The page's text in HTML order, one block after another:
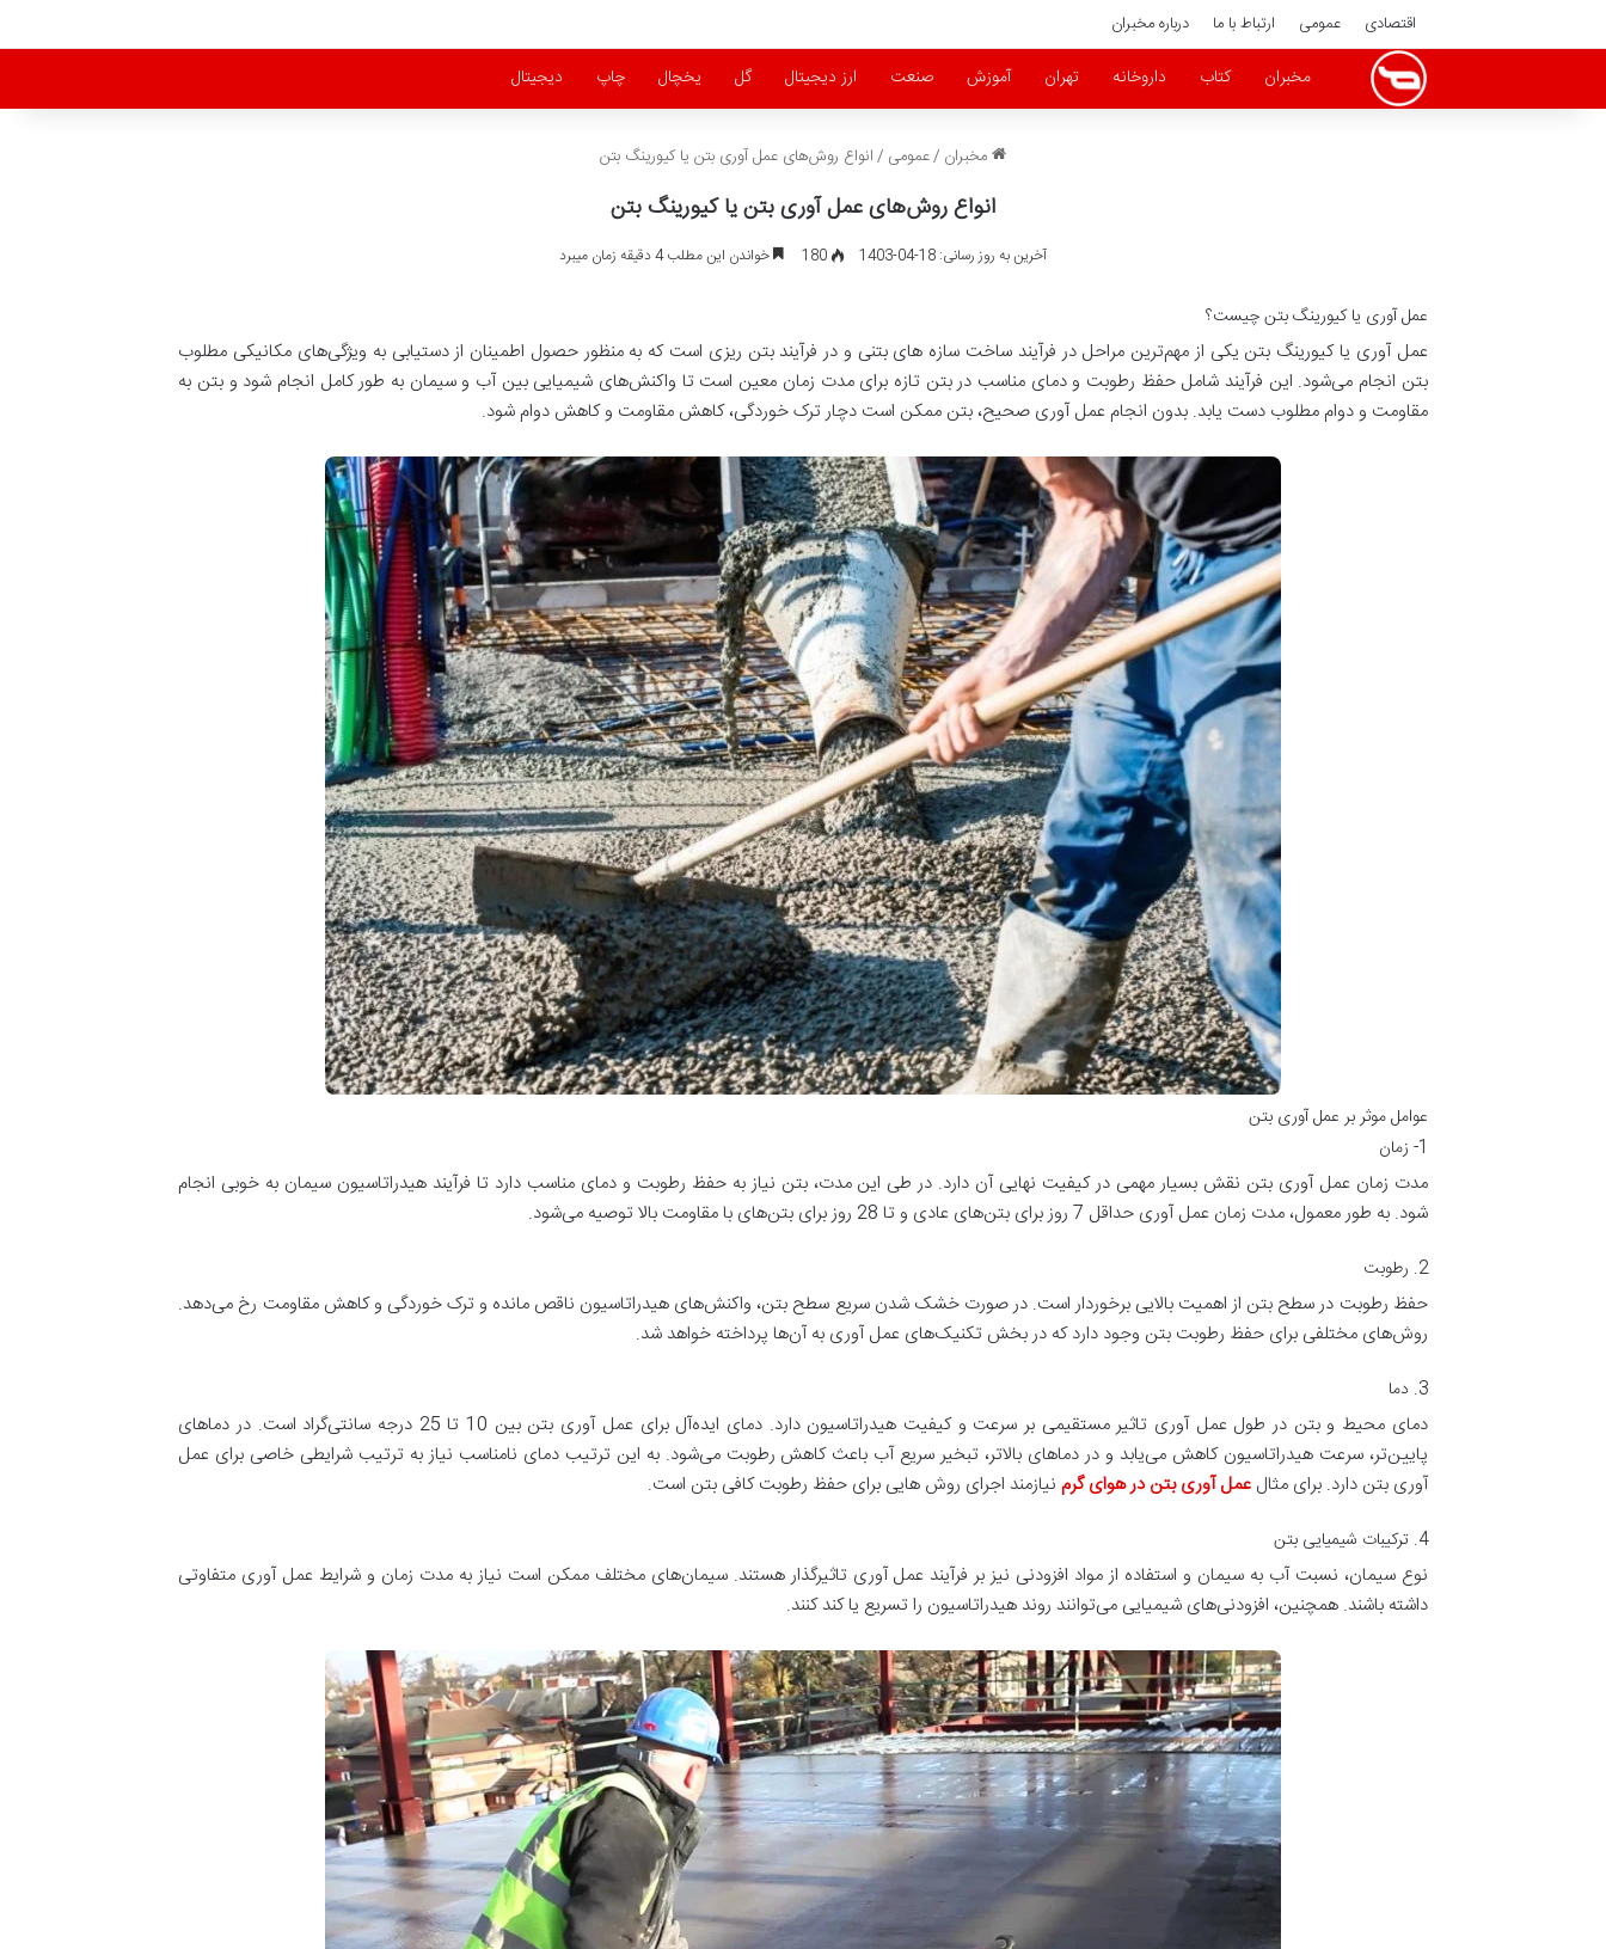
اقتصادی عمومی ارتباط با ما درباره مخبران
مخبران کتاب داروخانه تهران آموزش صنعت ارز دیجیتال گل یخچال چاپ دیجیتال
مخبران /عمومی /انواع روش‌های عمل آوری بتن یا کیورینگ بتن
انواع روش‌های عمل آوری بتن یا کیورینگ بتن
آخرین به روز رسانی: 18-04-1403 180 خواندن این مطلب 4 دقیقه زمان میبرد
عمل آوری یا کیورینگ بتن چیست؟
عمل آوری یا کیورینگ بتن یکی از مهم‌ترین مراحل در فرآیند ساخت سازه های بتنی و در فرآیند بتن ریزی است که به منظور حصول اطمینان از دستیابی به ویژگی‌های مکانیکی مطلوب
بتن انجام می‌شود. این فرآیند شامل حفظ رطوبت و دمای مناسب در بتن تازه برای مدت زمان معین است تا واکنش‌های شیمیایی بین آب و سیمان به طور کامل انجام شود و بتن به
مقاومت و دوام مطلوب دست یابد. بدون انجام عمل آوری صحیح، بتن ممکن است دچار ترک خوردگی، کاهش مقاومت و کاهش دوام شود.
عوامل موثر بر عمل آوری بتن
1- زمان
مدت زمان عمل آوری بتن نقش بسیار مهمی در کیفیت نهایی آن دارد. در طی این مدت، بتن نیاز به حفظ رطوبت و دمای مناسب دارد تا فرآیند هیدراتاسیون سیمان به خوبی انجام
شود. به طور معمول، مدت زمان عمل آوری حداقل 7 روز برای بتن‌های عادی و تا 28 روز برای بتن‌های با مقاومت بالا توصیه می‌شود.
2. رطوبت
حفظ رطوبت در سطح بتن از اهمیت بالایی برخوردار است. در صورت خشک شدن سریع سطح بتن، واکنش‌های هیدراتاسیون ناقص مانده و ترک خوردگی و کاهش مقاومت رخ می‌دهد.
روش‌های مختلفی برای حفظ رطوبت بتن وجود دارد که در بخش تکنیک‌های عمل آوری به آن‌ها پرداخته خواهد شد.
3. دما
دمای محیط و بتن در طول عمل آوری تاثیر مستقیمی بر سرعت و کیفیت هیدراتاسیون دارد. دمای ایده‌آل برای عمل آوری بتن بین 10 تا 25 درجه سانتی‌گراد است. در دماهای
پایین‌تر، سرعت هیدراتاسیون کاهش می‌یابد و در دماهای بالاتر، تبخیر سریع آب باعث کاهش رطوبت می‌شود. به این ترتیب دمای نامناسب نیاز به ترتیب شرایطی خاصی برای عمل
آوری بتن دارد. برای مثالعمل آوری بتن در هوای گرم نیازمند اجرای روش هایی برای حفظ رطوبت کافی بتن است.
4. ترکیبات شیمیایی بتن
نوع سیمان، نسبت آب به سیمان و استفاده از مواد افزودنی نیز بر فرآیند عمل آوری تاثیرگذار هستند. سیمان‌های مختلف ممکن است نیاز به مدت زمان و شرایط عمل آوری متفاوتی
داشته باشند. همچنین، افزودنی‌های شیمیایی می‌توانند روند هیدراتاسیون را تسریع یا کند کنند.